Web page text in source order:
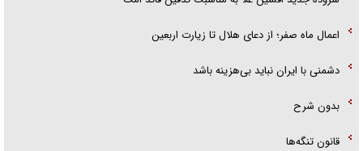
اعمال ماه صفر؛ از دعای هلال تا زیارت اربعین
دشمنی با ایران نباید بی‌هزینه باشد
بدون شرح
قانون تنگه‌ها